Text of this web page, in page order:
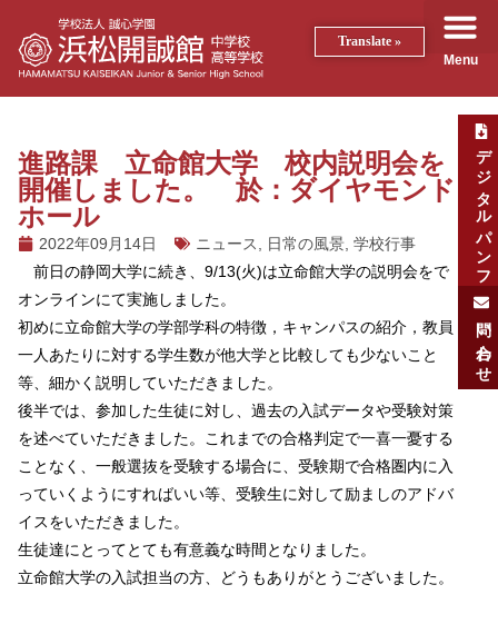
Menu
デジタルパンフ
問い合わせ
進路課 立命館大学 校内説明会を
開催しました。 於：ダイヤモンド
ホール
2022年09月14日 ニュース 日常の風景 学校行事
前日の静岡大学に続き、9/13(火)は立命館大学の説明会をで
オンラインにて実施しました。
初めに立命館大学の学部学科の特徴，キャンパスの紹介，教員
一人あたりに対する学生数が他大学と比較しても少ないこと
等、細かく説明していただきました。
後半では、参加した生徒に対し、過去の入試データや受験対策
を述べていただきました。これまでの合格判定で一喜一憂する
ことなく、一般選抜を受験する場合に、受験期で合格圏内に入
っていくようにすればいい等、受験生に対して励ましのアドバ
イスをいただきました。
生徒達にとってとても有意義な時間となりました。
立命館大学の入試担当の方、どうもありがとうございました。
Translate »